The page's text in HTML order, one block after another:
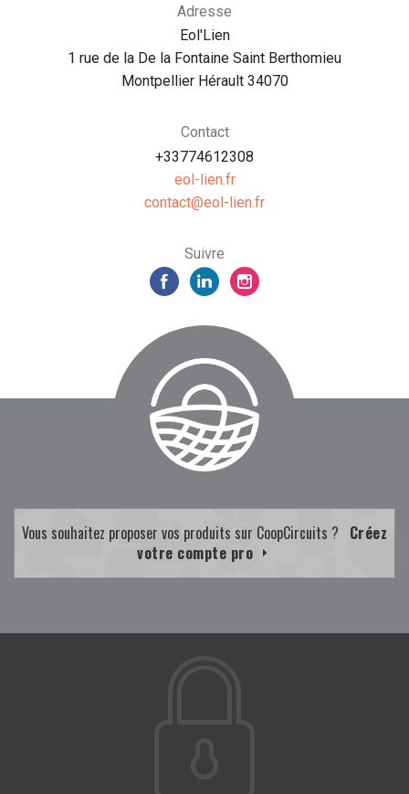
Adresse
Eol'Lien
1 rue de la De la Fontaine Saint Berthomieu
Montpellier Hérault 34070
Contact
+33774612308
eol-lien.fr
rf.neil-loe@tcatnoc
Suivre
Vous souhaitez proposer vos produits sur CoopCircuits ? Créez
votre compte pro